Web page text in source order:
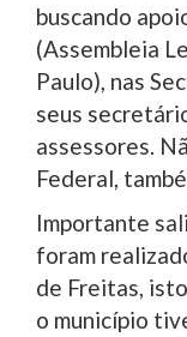
buscando
(Assembleia
Paulo), nas
seus
assessores.
Federal,
Importante
foram
de Freitas,
o município